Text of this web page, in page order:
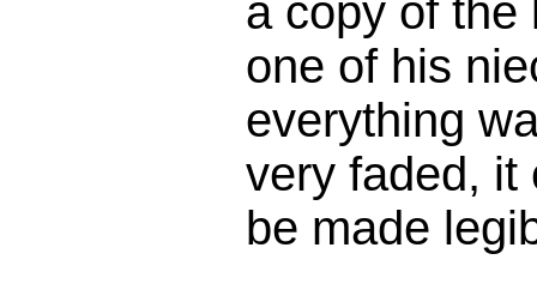
a copy of the
one of his
everything
very faded, it
be made